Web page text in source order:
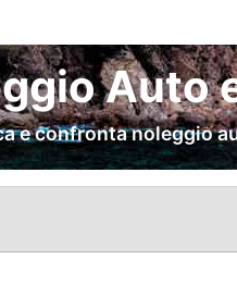
Auto
e confronta noleggio